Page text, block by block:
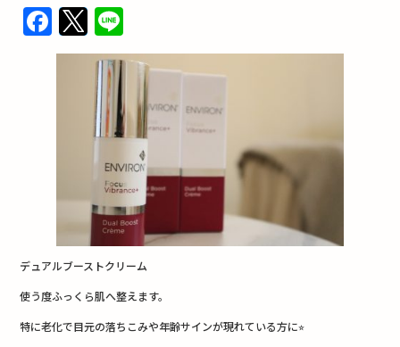
F
a
o
k
T
w
it
te
r
n
e
デュアルブーストクリーム
使う度ふっくら肌へ整えます。
特に老化で目元の落ちこみや年齢サインが現れている方に⭐︎